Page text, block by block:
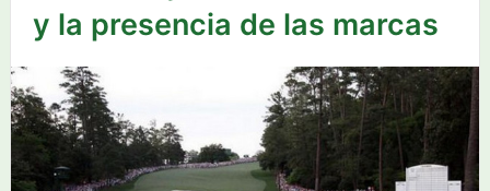
y la presencia de las marcas